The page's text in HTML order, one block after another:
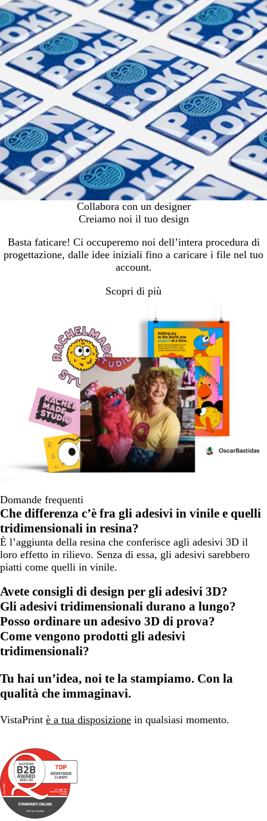
Collabora con un designer
Creiamo noi il tuo design
Basta faticare! Ci occuperemo noi dell’intera procedura di
progettazione, dalle idee iniziali fino a caricare i file nel tuo
account.
Scopri di più
Domande frequenti
Che differenza c’è fra gli adesivi in vinile e quelli
tridimensionali in resina?
È l’aggiunta della resina che conferisce agli adesivi 3D il
loro effetto in rilievo. Senza di essa, gli adesivi sarebbero
piatti come quelli in vinile.
Avete consigli di design per gli adesivi 3D?
Gli adesivi tridimensionali durano a lungo?
Posso ordinare un adesivo 3D di prova?
Come vengono prodotti gli adesivi
tridimensionali?
Tu hai un’idea, noi te la stampiamo. Con la
qualità che immaginavi.
VistaPrint è a tua disposizione in qualsiasi momento.